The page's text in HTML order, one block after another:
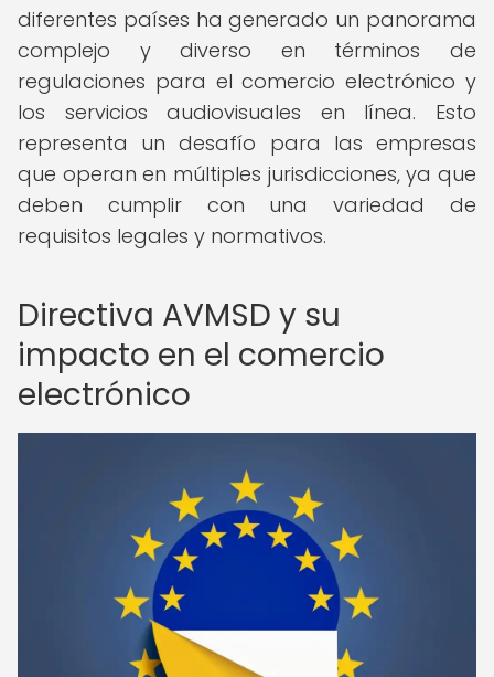
diferentes países ha generado un panorama
complejo y diverso en términos de
regulaciones para el comercio electrónico y
los servicios audiovisuales en línea. Esto
representa un desafío para las empresas
que operan en múltiples jurisdicciones, ya que
deben cumplir con una variedad de
requisitos legales y normativos.
Directiva AVMSD y su
impacto en el comercio
electrónico